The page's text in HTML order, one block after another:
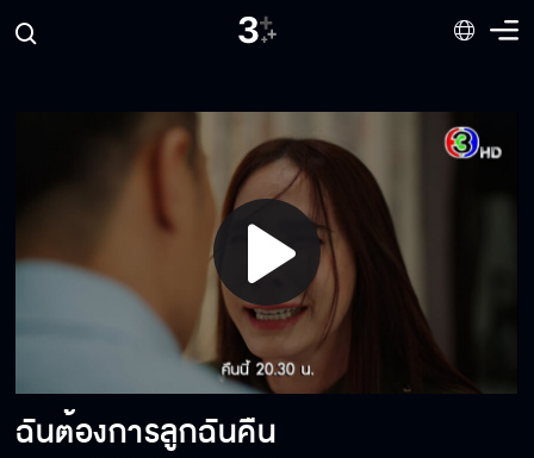
Play
Video
ฉันต้องการลูกฉันคืน
เลขาเป็นชู้กับผัวเจ้านาย
ชะชะช่า ท้ารัก
จะวนกลับมาเรื่องนี้ทำไม